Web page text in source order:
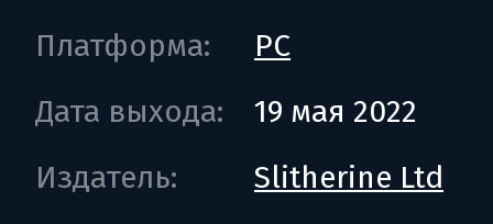
Платформа:
PC
Дата выхода:
19 мая 2022
Издатель:
Slitherine Ltd